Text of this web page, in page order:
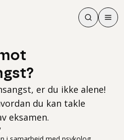
Søk
Søk
Meny
er du ikke alene!
du kan takle
eksamen.